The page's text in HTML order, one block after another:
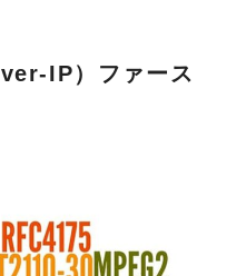
IP）ファース